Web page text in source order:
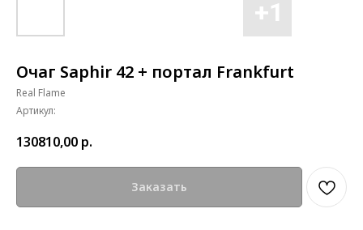
Очаг Saphir 42 + портал Frankfurt
Real Flame
Артикул:
130810,00 р.
Заказать